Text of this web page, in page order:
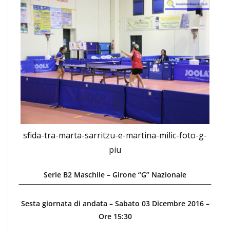
sfida-tra-marta-sarritzu-e-martina-milic-foto-g-
piu
Serie B2 Maschile – Girone “G” Nazionale
Sesta giornata di andata – Sabato 03 Dicembre 2016 –
Ore 15:30